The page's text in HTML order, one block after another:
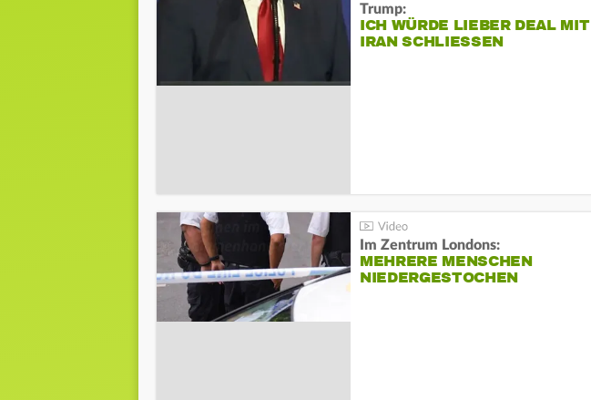
Trump:
ICH WÜRDE LIEBER DEAL MIT
IRAN SCHLIESSEN
Im Zentrum Londons:
MEHRERE MENSCHEN
NIEDERGESTOCHEN